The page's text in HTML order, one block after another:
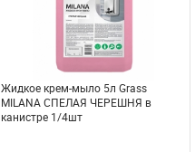
Жидкое крем-мыло 5л Grass
MILANA СПЕЛАЯ ЧЕРЕШНЯ в
канистре 1/4шт